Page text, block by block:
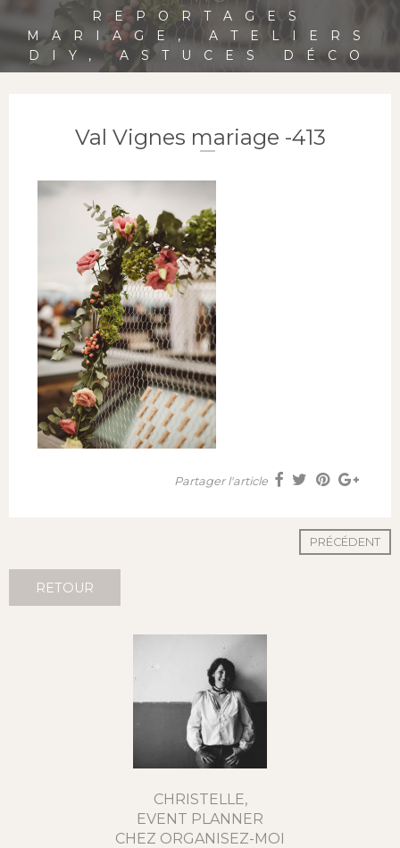
REPORTAGES
MARIAGE, ATELIERS
DIY, ASTUCES DÉCO
Val Vignes mariage -413
Partager l'article
PRÉCÉDENT
RETOUR
CHRISTELLE,
EVENT PLANNER
CHEZ ORGANISEZ-MOI